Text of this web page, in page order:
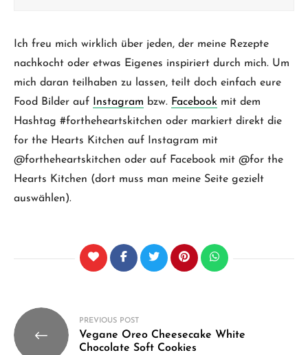
Ich freu mich wirklich über jeden, der meine Rezepte
nachkocht oder etwas Eigenes inspiriert durch mich. Um
mich daran teilhaben zu lassen, teilt doch einfach eure
Food Bilder auf Instagram bzw. Facebook mit dem
Hashtag #fortheheartskitchen oder markiert direkt die
for the Hearts Kitchen auf Instagram mit
@fortheheartskitchen oder auf Facebook mit @for the
Hearts Kitchen (dort muss man meine Seite gezielt
auswählen).
Beitragsnavigation
PREVIOUS POST
Vegane Oreo Cheesecake White
Chocolate Soft Cookies